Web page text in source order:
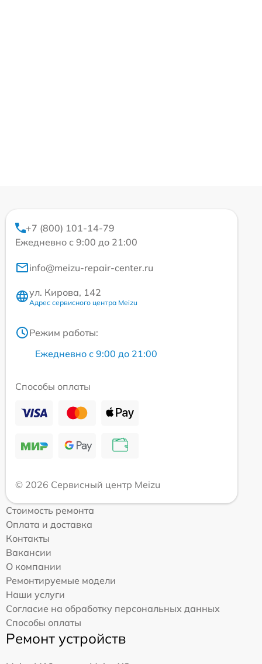
+7 (800) 101-14-79
Ежедневно с 9:00 до 21:00
info@meizu-repair-center.ru
ул. Кирова, 142
Адрес сервисного центра Meizu
Режим работы:
Ежедневно с 9:00 до 21:00
Способы оплаты
© 2026 Сервисный центр Meizu
Стоимость ремонта
Оплата и доставка
Контакты
Вакансии
О компании
Ремонтируемые модели
Наши услуги
Согласие на обработку персональных данных
Способы оплаты
Ремонт устройств